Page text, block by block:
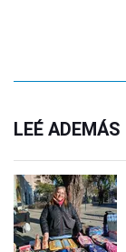
LEÉ ADEMÁS